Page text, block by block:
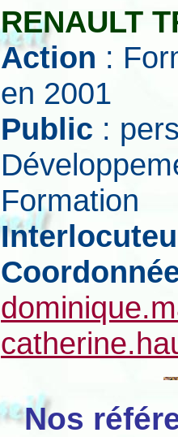
RENAULT
Action :
en 2001
Public :
Formation
Nos